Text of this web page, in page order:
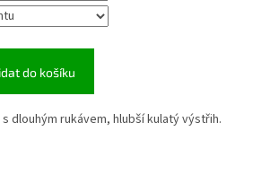
do košíku
dlouhým rukávem, hlubší kulatý výstřih.